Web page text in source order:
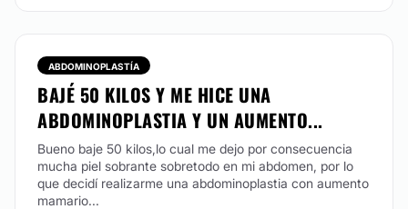
ABDOMINOPLASTÍA
BAJÉ 50 KILOS Y ME HICE UNA
ABDOMINOPLASTIA Y UN AUMENTO...
Bueno baje 50 kilos,lo cual me dejo por consecuencia
mucha piel sobrante sobretodo en mi abdomen, por lo
que decidí realizarme una abdominoplastia con aumento
mamario...